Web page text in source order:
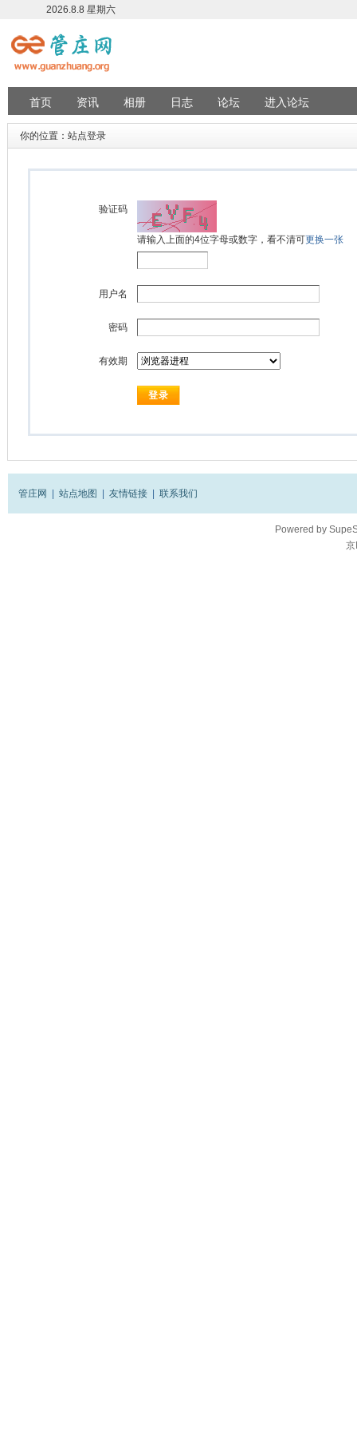
2026.8.8 星期六
首页 资讯 相册 日志 论坛 进入论坛
你的位置：站点登录
验证码
请输入上面的4位字母或数字，看不清可更换一张
用户名
密码
有效期
管庄网 站点地图 友情链接 联系我们
Powered by